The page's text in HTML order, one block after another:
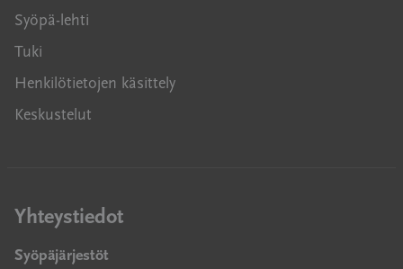
Syöpä-lehti
Tuki
Henkilötietojen käsittely
Keskustelut
Yhteystiedot
Syöpäjärjestöt